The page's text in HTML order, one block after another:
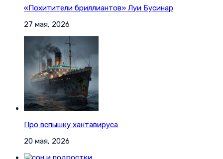
«Похитители бриллиантов» Луи Бусинар
27 мая, 2026
Про вспышку хантавируса
20 мая, 2026